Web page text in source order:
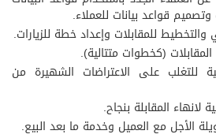
وتصميم قواعد بيانات للعملاء.
والتخطيط للمقابلات وإعداد خطة للزيارات.
(كخطوات متتالية).
للتغلب على الاعتراضات الشهيرة من
لانهاء المقابلة بنجاح.
الأجل مع العميل وخدمة ما بعد البيع.